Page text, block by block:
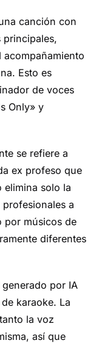
canción con
Esto es
de voces
Only» y
se refiere a
ex profeso que
elimina solo la
a
por músicos de
diferentes
por IA
karaoke. La
la voz
así que